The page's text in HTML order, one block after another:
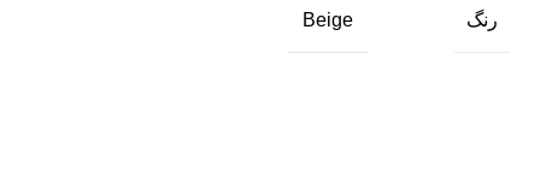
رنگ Beige